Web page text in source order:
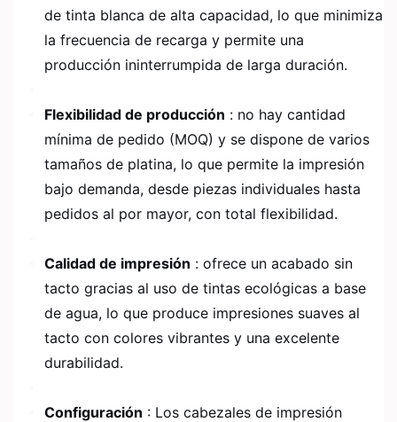
de tinta blanca de alta capacidad, lo que minimiza
la frecuencia de recarga y permite una
producción ininterrumpida de larga duración.
Flexibilidad de producción : no hay cantidad
mínima de pedido (MOQ) y se dispone de varios
tamaños de platina, lo que permite la impresión
bajo demanda, desde piezas individuales hasta
pedidos al por mayor, con total flexibilidad.
Calidad de impresión : ofrece un acabado sin
tacto gracias al uso de tintas ecológicas a base
de agua, lo que produce impresiones suaves al
tacto con colores vibrantes y una excelente
durabilidad.
Configuración : Los cabezales de impresión